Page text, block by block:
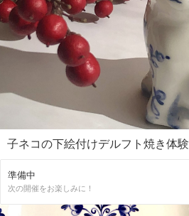
子ネコの下絵付けデルフト焼き体験
準備中
次の開催をお楽しみに！